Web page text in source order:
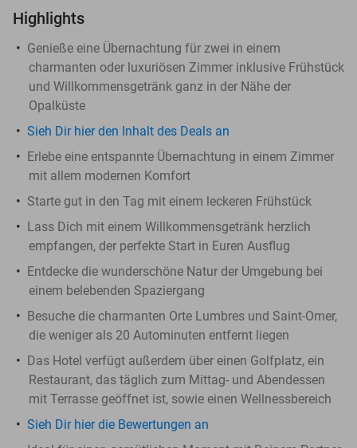
Highlights
Genieße eine Übernachtung für zwei in einem
charmanten oder luxuriösen Zimmer inklusive Frühstück
und Willkommensgetränk ganz in der Nähe der
Opalküste
Sieh Dir hier den Inhalt des Deals an
Erlebe eine entspannte Übernachtung in einem Zimmer
mit allem modernen Komfort
Starte gut in den Tag mit einem leckeren Frühstück
Lass Dich mit einem Willkommensgetränk herzlich
empfangen, der perfekte Start in Euren Ausflug
Entdecke die wunderschöne Natur der Umgebung bei
einem belebenden Spaziergang
Besuche die charmanten Orte Lumbres und Saint-Omer,
die weniger als 20 Autominuten entfernt liegen
Das Hotel verfügt außerdem über einen Golfplatz, ein
Restaurant, das täglich zum Mittag- und Abendessen
mit Terrasse geöffnet ist, sowie einen Wellnessbereich
Sieh Dir hier die Bewertungen an